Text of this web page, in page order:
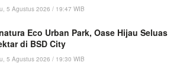
5 Agustus 2026 / 19:47 WIB
Eco Urban Park, Oase Hijau Seluas
di BSD City
5 Agustus 2026 / 19:30 WIB